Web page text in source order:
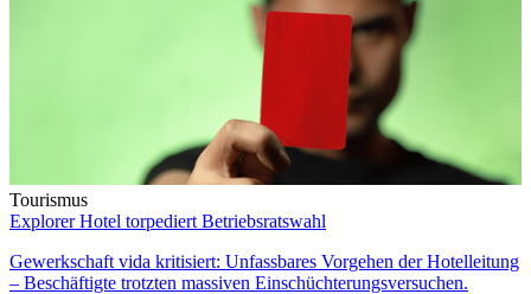
Tourismus
Explorer Hotel torpediert Betriebsratswahl
Gewerkschaft vida kritisiert: Unfassbares Vorgehen der Hotelleitung
– Beschäftigte trotzten massiven Einschüchterungsversuchen.